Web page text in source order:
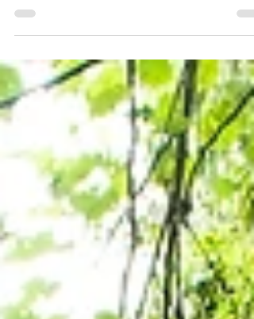
maisema ja energia.